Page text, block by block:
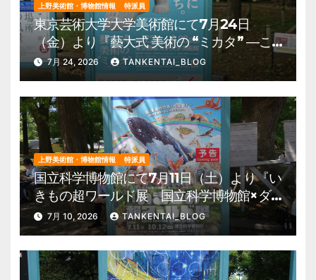
上野美術館・博物館情報 特派員
東京芸術大学大学美術館にて7月24日
（金）より『藝大式 美術の “ミカタ” ―こ
の夏、藝大生になる―』を開催。 上野公
園 美術館・博物館 混雑情報他
7月 24, 2026 TANKENTAI_BLOG
上野美術館・博物館情報 特派員
国立科学博物館にて7月11日（土）より『い
きもの超ワールド展 国立科学博物館×ダ
ーウィンが来た！』を開催。 上野公園
美術館・博物館 混雑情報他
7月 10, 2026 TANKENTAI_BLOG